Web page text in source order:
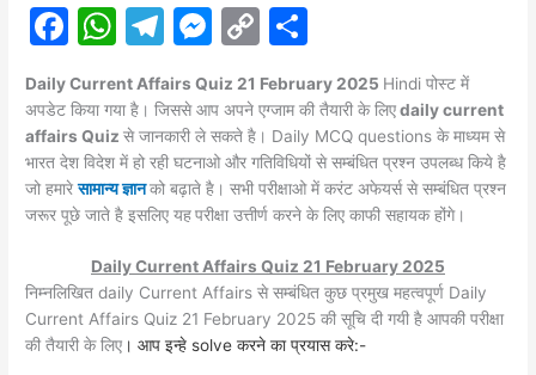
F
c
e
b
o
k
W
at
s
A
p
p
T
e
gr
a
m
M
s
s
e
n
g
er
C
p
y
Li
n
k
ar
e
Daily Current Affairs Quiz 21 February 2025 Hindi पोस्ट में
अपडेट किया गया है। जिससे आप अपने एग्जाम की तैयारी के लिएdaily current
affairs Quizसे जानकारी ले सकते है। Daily MCQ questions के माध्यम से
भारत देश विदेश में हो रही घटनाओ और गतिविधियों से सम्बंधित प्रश्न उपलब्ध किये है
जो हमारेसामान्य ज्ञानको बढ़ाते है। सभी परीक्षाओ में करंटअफेयर्ससे सम्बंधित प्रश्न
जरूर पूछे जाते है इसलिए यहपरीक्षा उत्तीर्ण करने के लिए काफी सहायक होंगे।
Daily Current Affairs Quiz 21 February 2025
निम्नलिखित daily Current Affairs से सम्बंधित कुछ प्रमुख महत्वपूर्ण Daily
Current Affairs Quiz 21 February 2025 की सूचि दी गयी है आपकी परीक्षा
की तैयारी के लिए । आप इन्हे solve करने का प्रयास करे:-